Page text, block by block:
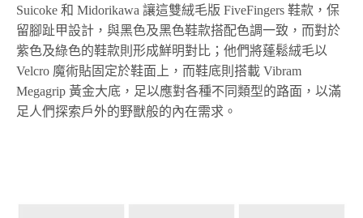
Suicoke 和 Midorikawa 讓這雙絨毛版 FiveFingers 鞋款，保
留腳趾甲設計，與黑色及黑色鞋款搭配色調一致，而對於
紫色及綠色的鞋款則形成鮮明對比；他們將蓬鬆絨毛以
Velcro 魔術貼固定於鞋面上，而鞋底則搭載 Vibram
Megagrip 黃金大底，足以應對各種不同類型的路面，以滿
足人們探索戶外的野獸般的內在需求。